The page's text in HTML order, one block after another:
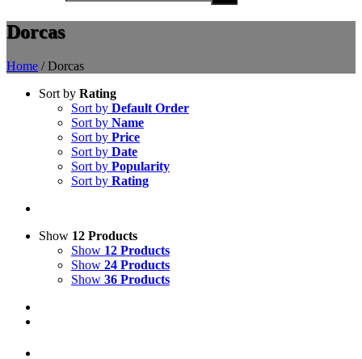
Dorcas
Home /Dorcas
Sort by Rating
Sort by Default Order
Sort by Name
Sort by Price
Sort by Date
Sort by Popularity
Sort by Rating
Show 12 Products
Show 12 Products
Show 24 Products
Show 36 Products